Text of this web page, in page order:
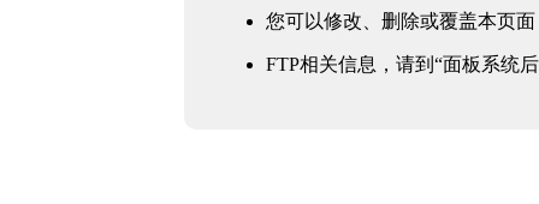
您可以修改、删除或覆盖本页面
FTP相关信息，请到“面板系统